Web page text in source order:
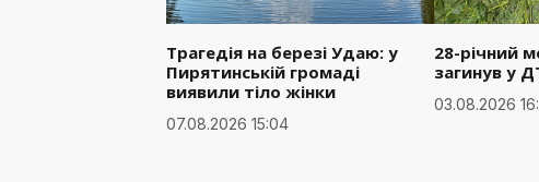
Трагедія на березі Удаю: у
Пирятинській громаді
виявили тіло жінки
07.08.2026 15:04
28-річний
загинув у
03.08.2026